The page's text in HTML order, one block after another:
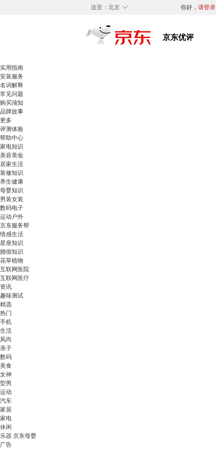
◇
送至： 北京 你好， 请登录
实用指南
安装服务
名词解释
常见问题
购买须知
品牌故事
更多
评测体验
帮助中心
家电知识
美容美妆
居家生活
装修知识
养生健康
母婴知识
男装女装
数码电子
运动户外
京东服务帮
情感生活
星座知识
婚假知识
花草植物
互联网医院
互联网医疗
资讯
趣味测试
精选
热门
手机
生活
风尚
亲子
数码
美食
女神
型男
运动
汽车
家居
家电
休闲
乐器 京东母婴
广告